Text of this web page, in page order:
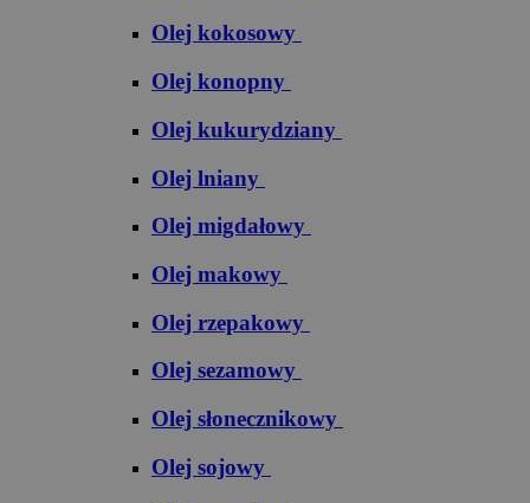
Olej kokosowy
Olej konopny
Olej kukurydziany
Olej lniany
Olej migdałowy
Olej makowy
Olej rzepakowy
Olej sezamowy
Olej słonecznikowy
Olej sojowy